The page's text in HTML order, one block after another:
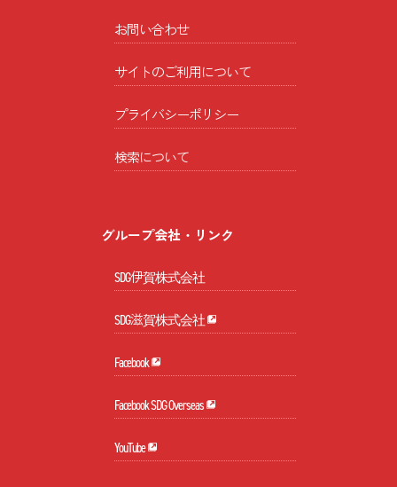
お問い合わせ
サイトのご利用について
プライバシーポリシー
検索について
グループ会社・リンク
SDG伊賀株式会社
SDG滋賀株式会社
Facebook
Facebook SDG Overseas
YouTube